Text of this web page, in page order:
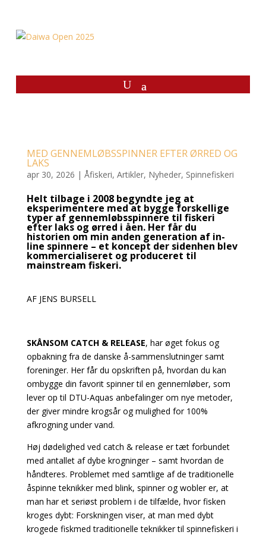
MED GENNEMLØBSSPINNER EFTER ØRRED OG
LAKS
apr 30, 2026 | Åfiskeri, Artikler, Nyheder, Spinnefiskeri
Helt tilbage i 2008 begyndte jeg at
eksperimentere med at bygge forskellige
typer af gennemløbsspinnere til fiskeri
efter laks og ørred i åen. Her får du
historien om min anden generation af in-
line spinnere – et koncept der sidenhen blev
kommercialiseret og produceret til
mainstream fiskeri.
AF JENS BURSELL
SKÅNSOM CATCH & RELEASE, har øget fokus og
opbakning fra de danske å-sammenslutninger samt
foreninger. Her får du opskriften på, hvordan du kan
ombygge din favorit spinner til en gennemløber, som
lever op til DTU-Aquas anbefalinger om nye metoder,
der giver mindre krogsår og mulighed for 100%
afkrogning under vand.
Høj dødelighed ved catch & release er tæt forbundet
med antallet af dybe krogninger – samt hvordan de
håndteres. Problemet med samtlige af de traditionelle
åspinne teknikker med blink, spinner og wobler er, at
man har et seriøst problem i de tilfælde, hvor fisken
kroges dybt: Forskningen viser, at man med dybt
krogede fiskmed traditionelle teknikker til spinnefiskeri i